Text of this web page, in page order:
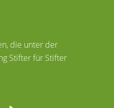
die unter der
Stifter für Stifter